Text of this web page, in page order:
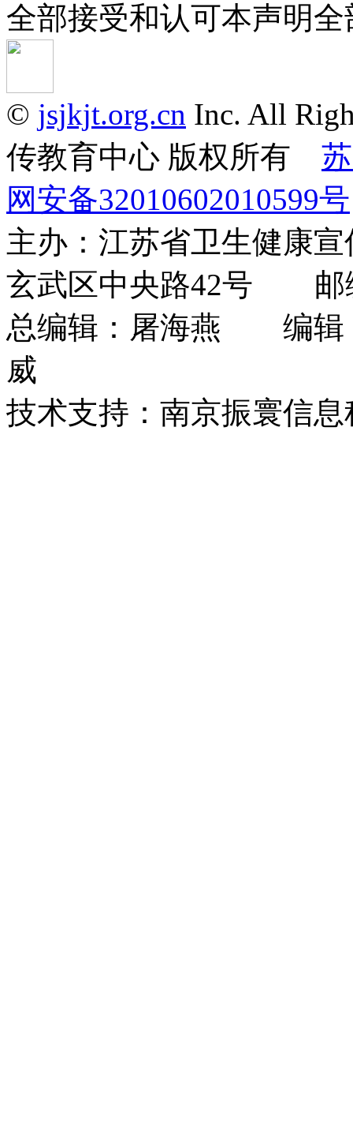
全部接受和认可本声明
© jsjkjt.org.cn Inc. All
传教育中心 版权所有
网安备32010602010599号
主办：江苏省卫生健康
玄武区中央路42号 邮
总编辑：屠海燕 编
威
技术支持：南京振寰信